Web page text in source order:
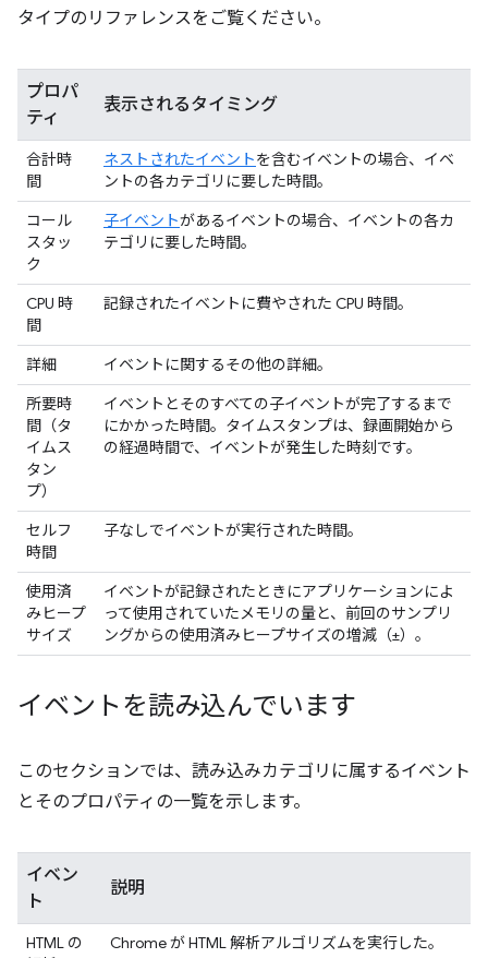
タイプのリファレンスをご覧ください。
プロパ
ティ
表示されるタイミング
合計時
間
ネストされたイベントを含むイベントの場合、イベ
ントの各カテゴリに要した時間。
コール
スタッ
ク
子イベントがあるイベントの場合、イベントの各カ
テゴリに要した時間。
CPU 時
間
記録されたイベントに費やされた CPU 時間。
詳細
イベントに関するその他の詳細。
所要時
間（タ
イムス
タン
プ）
イベントとそのすべての子イベントが完了するまで
にかかった時間。タイムスタンプは、録画開始から
の経過時間で、イベントが発生した時刻です。
セルフ
時間
子なしでイベントが実行された時間。
使用済
みヒープ
サイズ
イベントが記録されたときにアプリケーションによ
って使用されていたメモリの量と、前回のサンプリ
ングからの使用済みヒープサイズの増減（±）。
イベントを読み込んでいます
このセクションでは、読み込みカテゴリに属するイベント
とそのプロパティの一覧を示します。
イベン
ト
説明
HTML の
Chrome が HTML 解析アルゴリズムを実行した。